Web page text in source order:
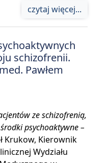
czytaj więcej...
schizofrenii.
Pawłem
ze schizofrenią,
psychoaktywne –
Krukow, Kierownik
Wydziału